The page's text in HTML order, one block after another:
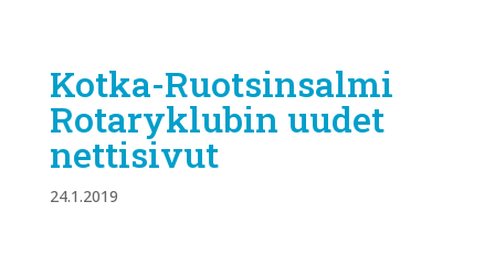
Kotka-Ruotsinsalmi
Rotaryklubin uudet
nettisivut
24.1.2019